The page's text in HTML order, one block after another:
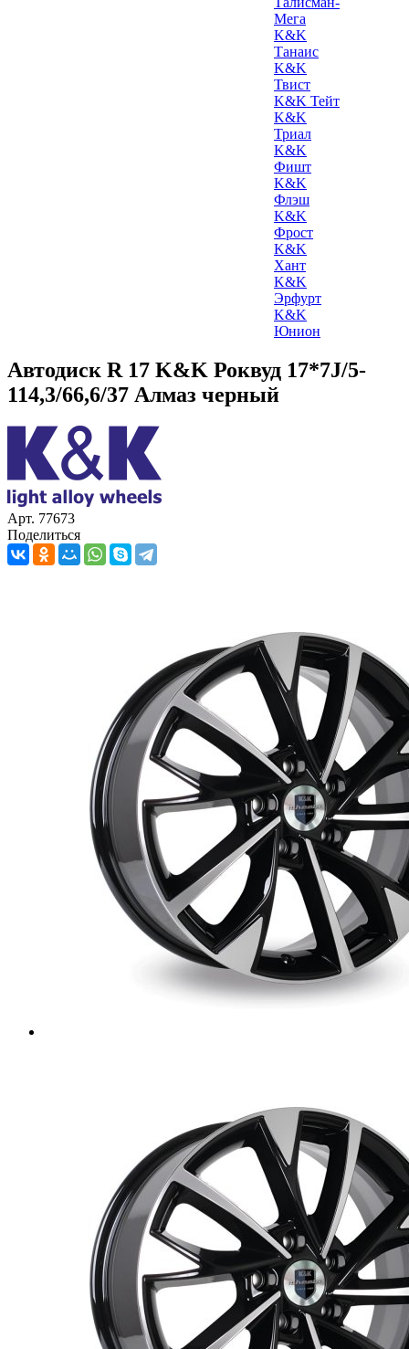
Мега
K&K
Танаис
K&K
Твист
K&K Тейт
K&K
Триал
K&K
Фишт
K&K
Флэш
K&K
Фрост
K&K
Хант
K&K
Эрфурт
K&K
Юнион
Автодиск R 17 K&K Роквуд 17*7J/5-
114,3/66,6/37 Алмаз черный
Арт. 77673
Поделиться